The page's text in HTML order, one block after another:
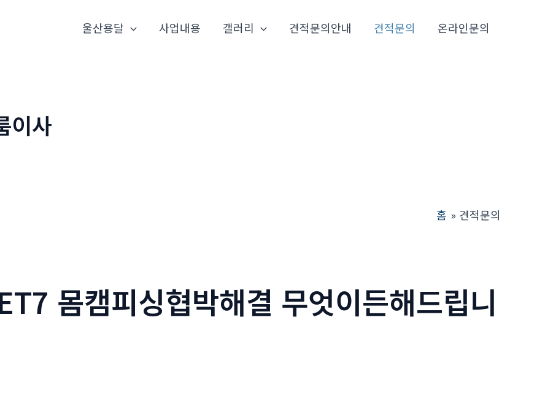
울산용달 사업내용 갤러리 견적문의안내 견적문의 온라인문의
이사
홈 견적문의
몸캠피싱협박해결 무엇이든해드립니